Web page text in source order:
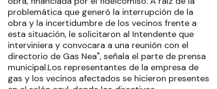
problemática que generó la interrupción de la
obra y la incertidumbre de los vecinos frente a
esta situación, le solicitaron al Intendente que
interviniera y convocara a una reunión con el
directorio de Gas Nea", señala el parte de prensa
municipal.Los representantes de la empresa de
gas y los vecinos afectados se hicieron presentes